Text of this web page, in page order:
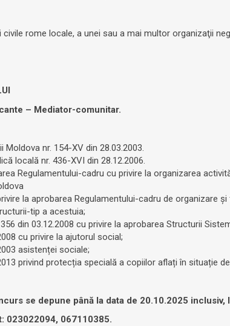
rome locale, a unei sau a mai multor organizaţii
– Mediator-comunitar.
Moldova nr. 154-XV din 28.03.2003.
locală nr. 436-XVI din 28.12.2006.
Regulamentului-cadru cu privire la organizarea
la aprobarea Regulamentului-cadru de
tip a acestuia;
din 03.12.2008 cu privire la aprobarea Structurii
cu privire la ajutorul social;
asistenței sociale;
privind protecția specială a copiilor aflați în situație
se depune până la data de 20.10.2025
023022094, 067110385.